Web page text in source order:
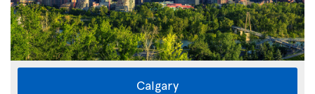
Calgary